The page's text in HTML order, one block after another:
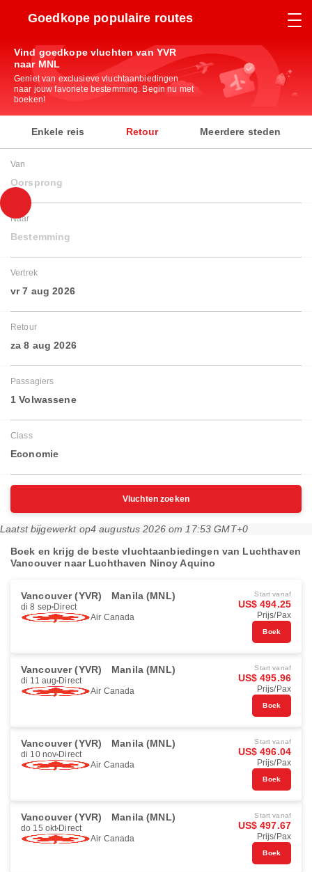
Goedkope populaire routes
Vind goedkope vluchten van YVR
naar MNL
Geniet van exclusieve vluchtaanbiedingen
naar jouw favoriete bestemming. Begin nu met
boeken!
Enkele reis Retour Meerdere steden
Van
Oorsprong
Naar
Bestemming
Vertrek
vr 7 aug 2026
Retour
za 8 aug 2026
Passagiers
1 Volwassene
Class
Economie
Vluchten zoeken
Laatst bijgewerkt op4 augustus 2026 om 17:53 GMT+0
Boek en krijg de beste vluchtaanbiedingen van Luchthaven
Vancouver naar Luchthaven Ninoy Aquino
Vancouver (YVR) Manila (MNL)
di 8 sep Direct
Air Canada
Start vanaf
US$ 494.25
Prijs/Pax
Boek
Vancouver (YVR) Manila (MNL)
di 11 aug Direct
Air Canada
Start vanaf
US$ 495.96
Prijs/Pax
Boek
Vancouver (YVR) Manila (MNL)
di 10 nov Direct
Air Canada
Start vanaf
US$ 496.04
Prijs/Pax
Boek
Vancouver (YVR) Manila (MNL)
do 15 okt Direct
Air Canada
Start vanaf
US$ 497.67
Prijs/Pax
Boek